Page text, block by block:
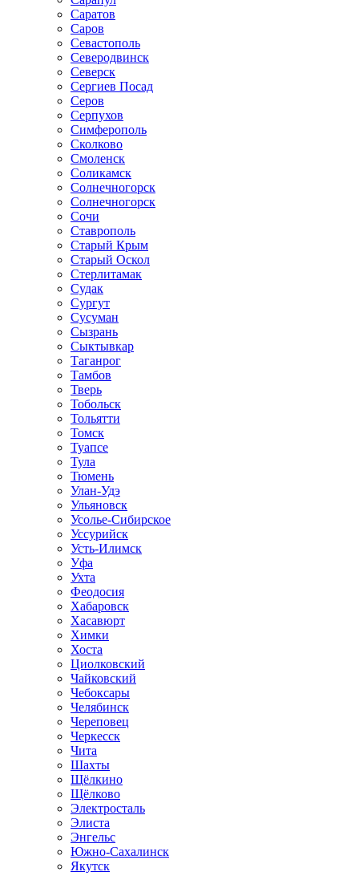
Саратов
Саров
Севастополь
Северодвинск
Северск
Сергиев Посад
Серов
Серпухов
Симферополь
Сколково
Смоленск
Соликамск
Солнечногорск
Солнечногорск
Сочи
Ставрополь
Старый Крым
Старый Оскол
Стерлитамак
Судак
Сургут
Сусуман
Сызрань
Сыктывкар
Таганрог
Тамбов
Тверь
Тобольск
Тольятти
Томск
Туапсе
Тула
Тюмень
Улан-Удэ
Ульяновск
Усолье-Сибирское
Уссурийск
Усть-Илимск
Уфа
Ухта
Феодосия
Хабаровск
Хасавюрт
Химки
Хоста
Циолковский
Чайковский
Чебоксары
Челябинск
Череповец
Черкесск
Чита
Шахты
Щёлкино
Щёлково
Электросталь
Элиста
Энгельс
Южно-Сахалинск
Якутск